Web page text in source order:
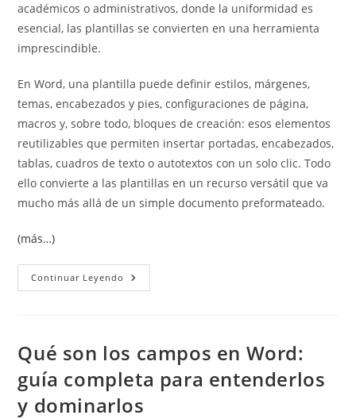
académicos o administrativos, donde la uniformidad es
esencial, las plantillas se convierten en una herramienta
imprescindible.
En Word, una plantilla puede definir estilos, márgenes,
temas, encabezados y pies, configuraciones de página,
macros y, sobre todo, bloques de creación: esos elementos
reutilizables que permiten insertar portadas, encabezados,
tablas, cuadros de texto o autotextos con un solo clic. Todo
ello convierte a las plantillas en un recurso versátil que va
mucho más allá de un simple documento preformateado.
(más…)
Continuar Leyendo Tipos
De
Qué son los campos en Word:
guía completa para entenderlos
y dominarlos